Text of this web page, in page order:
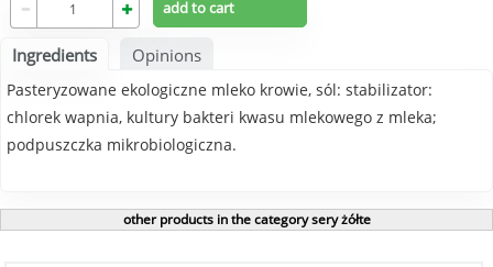
Ingredients Opinions
Pasteryzowane ekologiczne mleko krowie, sól: stabilizator:
chlorek wapnia, kultury bakteri kwasu mlekowego z mleka;
podpuszczka mikrobiologiczna.
other products in the category sery żółte